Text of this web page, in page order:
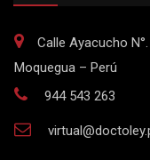
Calle Ayacucho
Moquegua – Perú
944 543 263